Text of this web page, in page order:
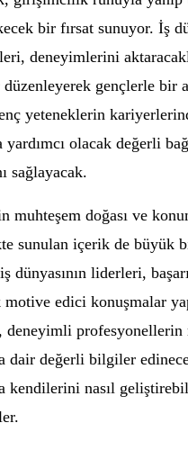
bir fırsat sunuyor. İş
deneyimlerini
düzenleyerek gençlerle bir
yeteneklerin
yardımcı olacak değerli
sağlayacak.
muhteşem doğası ve
sunulan içerik de büyük
dünyasının liderleri,
motive edici konuşmalar
deneyimli profesyonellerin
dair değerli bilgiler
kendilerini nasıl